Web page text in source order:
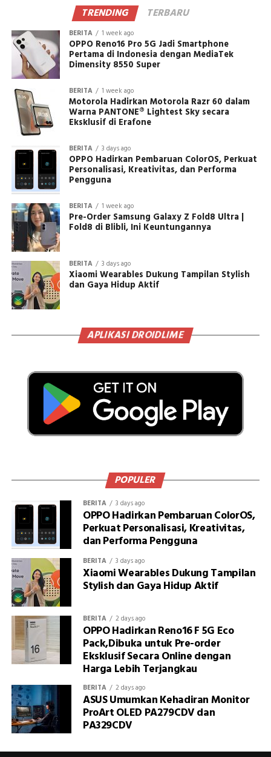
TRENDING TERBARU
BERITA 1 week ago
OPPO Reno16 Pro 5G Jadi Smartphone
Pertama di Indonesia dengan MediaTek
Dimensity 8550 Super
BERITA 1 week ago
Motorola Hadirkan Motorola Razr 60 dalam
Warna PANTONE® Lightest Sky secara
Eksklusif di Erafone
BERITA 3 days ago
OPPO Hadirkan Pembaruan ColorOS, Perkuat
Personalisasi, Kreativitas, dan Performa
Pengguna
BERITA 1 week ago
Pre-Order Samsung Galaxy Z Fold8 Ultra |
Fold8 di Blibli, Ini Keuntungannya
BERITA 3 days ago
Xiaomi Wearables Dukung Tampilan Stylish
dan Gaya Hidup Aktif
APLIKASI DROIDLIME
POPULER
BERITA 3 days ago
OPPO Hadirkan Pembaruan ColorOS,
Perkuat Personalisasi, Kreativitas,
dan Performa Pengguna
BERITA 3 days ago
Xiaomi Wearables Dukung Tampilan
Stylish dan Gaya Hidup Aktif
BERITA 2 days ago
OPPO Hadirkan Reno16 F 5G Eco
Pack,Dibuka untuk Pre-order
Eksklusif Secara Online dengan
Harga Lebih Terjangkau
BERITA 2 days ago
ASUS Umumkan Kehadiran Monitor
ProArt OLED PA279CDV dan
PA329CDV